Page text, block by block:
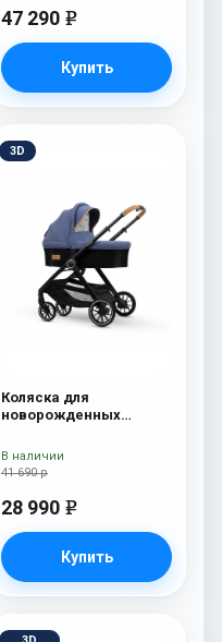
47 290 e
Купить
3D
Коляска для
новорожденных
41 690 р
28 990 e
Купить
В наличии